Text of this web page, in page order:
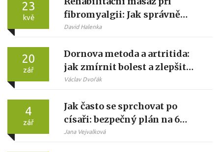
23
kvě
fibromyalgii: Jak správně
ulevit od bolesti
David Halenka
20
zář
Dornova metoda a artritida:
jak zmírnit bolest a zlepšit
hybnost
Václav Dvořák
4
zář
Jak často se sprchovat po
císaři: bezpečný plán na 6
týdnů a péče o jizvu
Jana Vejvalková